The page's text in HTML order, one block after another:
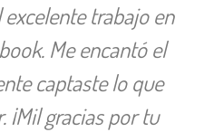
trabajo en
Me encantó el
captaste lo que
gracias por tu